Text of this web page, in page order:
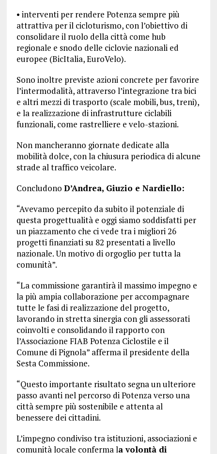
• interventi per rendere Potenza sempre più
attrattiva per il cicloturismo, con l’obiettivo di
consolidare il ruolo della città come hub
regionale e snodo delle ciclovie nazionali ed
europee (BicItalia, EuroVelo).
Sono inoltre previste azioni concrete per favorire
l’intermodalità, attraverso l’integrazione tra bici
e altri mezzi di trasporto (scale mobili, bus, treni),
e la realizzazione di infrastrutture ciclabili
funzionali, come rastrelliere e velo-stazioni.
Non mancheranno giornate dedicate alla
mobilità dolce, con la chiusura periodica di alcune
strade al traffico veicolare.
Concludono D’Andrea, Giuzio e Nardiello:
“Avevamo percepito da subito il potenziale di
questa progettualità e oggi siamo soddisfatti per
un piazzamento che ci vede tra i migliori 26
progetti finanziati su 82 presentati a livello
nazionale. Un motivo di orgoglio per tutta la
comunità”.
“La commissione garantirà il massimo impegno e
la più ampia collaborazione per accompagnare
tutte le fasi di realizzazione del progetto,
lavorando in stretta sinergia con gli assessorati
coinvolti e consolidando il rapporto con
l’Associazione FIAB Potenza Ciclostile e il
Comune di Pignola” afferma il presidente della
Sesta Commissione.
“Questo importante risultato segna un ulteriore
passo avanti nel percorso di Potenza verso una
città sempre più sostenibile e attenta al
benessere dei cittadini.
L’impegno condiviso tra istituzioni, associazioni e
comunità locale conferma la volontà di